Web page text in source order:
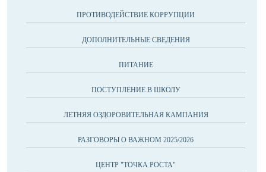
ПРОТИВОДЕЙСТВИЕ КОРРУПЦИИ
ДОПОЛНИТЕЛЬНЫЕ СВЕДЕНИЯ
ПИТАНИЕ
ПОСТУПЛЕНИЕ В ШКОЛУ
ЛЕТНЯЯ ОЗДОРОВИТЕЛЬНАЯ КАМПАНИЯ
РАЗГОВОРЫ О ВАЖНОМ 2025/2026
ЦЕНТР "ТОЧКА РОСТА"